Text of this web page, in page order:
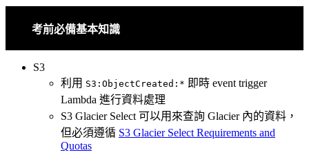
考前必備基本知識
S3
利用 S3:ObjectCreated:* 即時 event trigger
Lambda 進行資料處理
S3 Glacier Select 可以用來查詢 Glacier 內的資料，
但必須遵循 S3 Glacier Select Requirements and
Quotas